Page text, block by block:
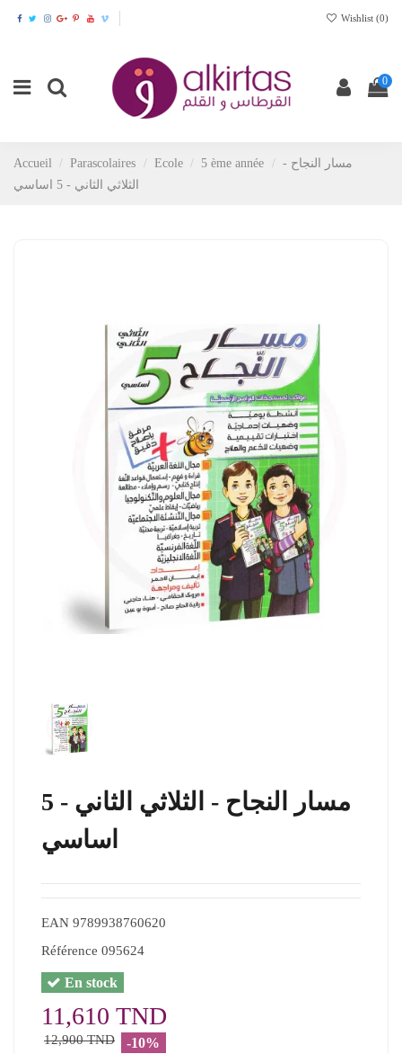
Wishlist (0)
0
Accueil Parascolaires Ecole 5 ème année
مسار النجاح -
الثلاثي الثاني - 5 اساسي
مسار النجاح - الثلاثي الثاني - 5
اساسي
EAN 9789938760620
Référence 095624
En stock
11,610 TND
12,900 TND -10%